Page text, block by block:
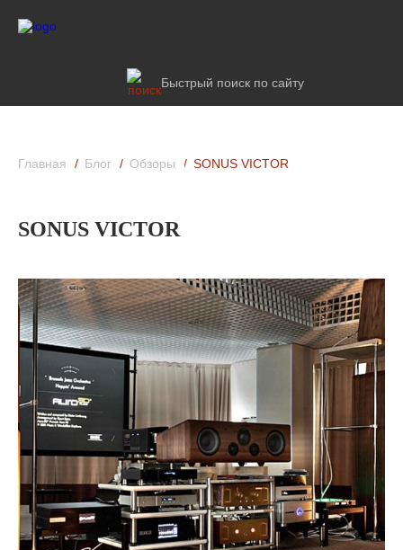
Быстрый поиск по сайту
Главная Блог Обзоры SONUS VICTOR
SONUS VICTOR